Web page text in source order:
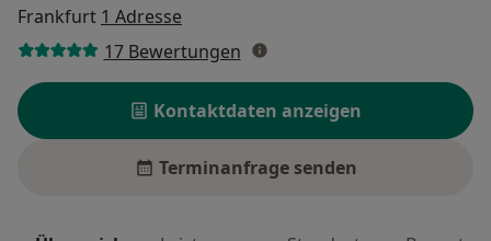
Frankfurt 1 Adresse
17 Bewertungen
Kontaktdaten anzeigen
Terminanfrage senden